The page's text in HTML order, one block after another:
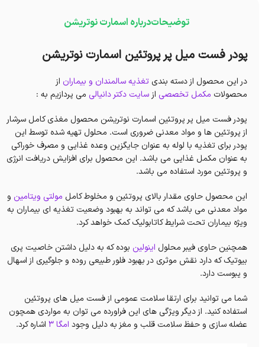
توضیحاتدرباره اسمارت نوتریشن
پودر فست میل پر پروتئین اسمارت نوتریشن
در این محصول از دسته بندیتغذیه سالمندان و بیماران از
محصولات مکمل تخصصی از سایت دکتر دانیالی می پردازیم به :
پودر فست میل پر پروتئین اسمارت نوتریشن محصول مغذی کامل سرشار
از پروتئین ها و مواد معدنی ضروری است. محلول تهیه شده توسط این
پودر برای تغذیه با لوله به عنوان جایگزین وعده غذایی و مصرف خوراکی
به عنوان مکمل غذایی می باشد. این محصول برای افزایش دریافت انرژی
و پروتئین مورد استفاده می باشد.
این محصول حاوی مقدار بالای پروتئین و مخلوط کامل مولتی ویتامین و
مواد معدنی می باشد که می تواند به بهبود وضعیت تغذیه ای بیماران به
ویژه بیماران تحت شرایط کاتابولیک کمک خواهد کرد.
همچنین حاوی فیبر محلول اینولین بوده که به دلیل داشتن خاصیت پری
بیوتیک که دارد نقش موثری در بهبود فلور طبیعی روده و جلوگیری از اسهال
و یبوست دارد.
شما می توانید برای ارتقا سلامت عمومی از فست میل های پروتئین
استفاده کنید. از دیگر ویژگی های این فراورده می توان به مواردی همچون
عضله سازی و حفظ سلامت قلب و مغز به دلیل وجود امگا 3 اشاره کرد.